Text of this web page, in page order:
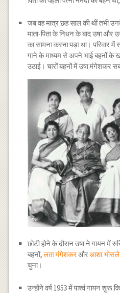
जब वह मात्र छह साल की थीं तभी
माता-पिता के निधन के बाद उषा
का सामना करना पड़ा था। परिवार
गाने के माध्यम से अपने भाई बहनों के
उठाई। चारों बहनों में उषा मंगेशकर
छोटी होने के दौरान उषा ने गायन में
बहनों,लता मंगेशकरऔरआशा भोसले
चुना।
उन्होंने वर्ष 1953 में पार्श्व गायन